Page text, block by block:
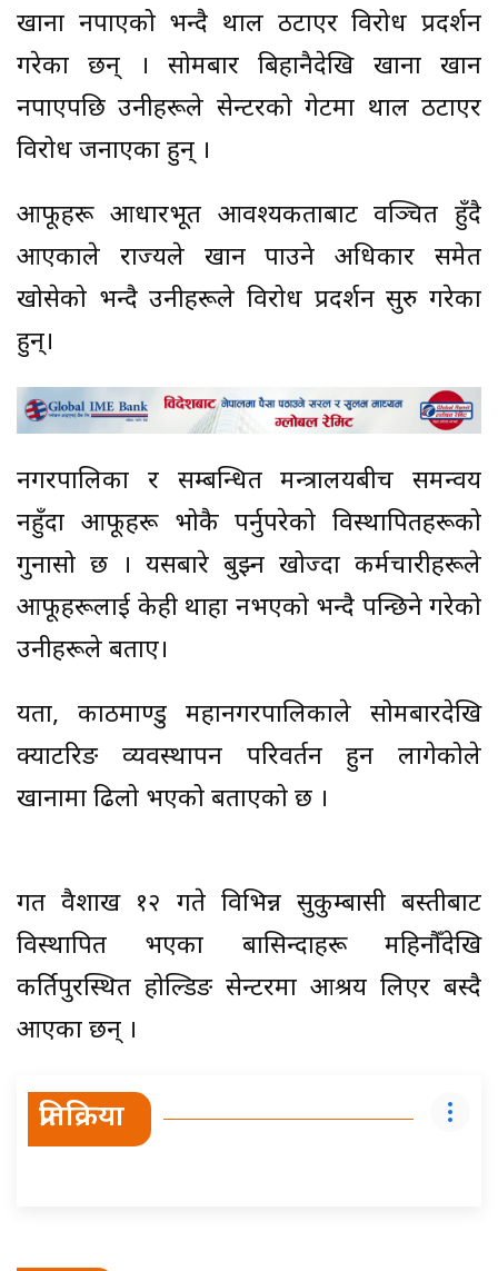
खाना नपाएको भन्दै थाल ठटाएर विरोध प्रदर्शन
गरेका छन् । सोमबार बिहानैदेखि खाना खान
नपाएपछि उनीहरूले सेन्टरको गेटमा थाल ठटाएर
विरोध जनाएका हुन् ।
आफूहरू आधारभूत आवश्यकताबाट वञ्चित हुँदै
आएकाले राज्यले खान पाउने अधिकार समेत
खोसेको भन्दै उनीहरूले विरोध प्रदर्शन सुरु गरेका
हुन्।
नगरपालिका र सम्बन्धित मन्त्रालयबीच समन्वय
नहुँदा आफूहरू भोकै पर्नुपरेको विस्थापितहरूको
गुनासो छ । यसबारे बुझ्न खोज्दा कर्मचारीहरूले
आफूहरूलाई केही थाहा नभएको भन्दै पन्छिने गरेको
उनीहरूले बताए।
यता, काठमाण्डु महानगरपालिकाले सोमबारदेखि
क्याटरिङ व्यवस्थापन परिवर्तन हुन लागेकोले
खानामा ढिलो भएको बताएको छ ।
गत वैशाख १२ गते विभिन्न सुकुम्बासी बस्तीबाट
विस्थापित भएका बासिन्दाहरू महिनौँदेखि
कीर्तिपुरस्थित होल्डिङ सेन्टरमा आश्रय लिएर बस्दै
आएका छन् ।
प्रतिक्रिया